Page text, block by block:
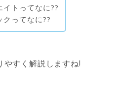
イトってなに??
クってなに??
やすく解説しますね!